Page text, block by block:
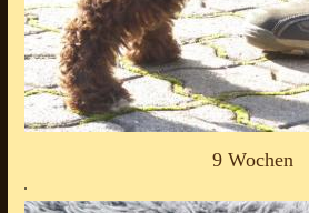
9 Wochen